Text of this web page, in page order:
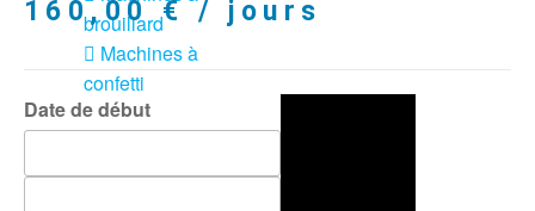
brouillard
Machines à
confetti
Machines à
160,00€ / jours
Date de début